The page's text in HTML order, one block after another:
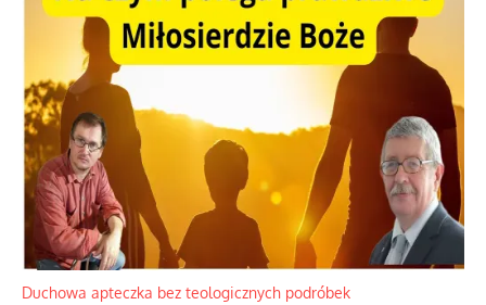
Duchowa apteczka bez teologicznych podróbek